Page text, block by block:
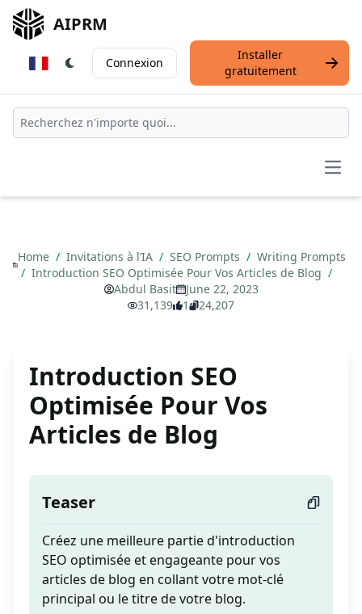
AIPRM
Connexion
Installer
gratuitement
Home / Invitations à l’IA / SEO Prompts / Writing Prompts
/ Introduction SEO Optimisée Pour Vos Articles de Blog /
Abdul Basit
June 22, 2023
31,139
1 24,207
Introduction SEO
Optimisée Pour Vos
Articles de Blog
Teaser
Créez une meilleure partie d'introduction
SEO optimisée et engageante pour vos
articles de blog en collant votre mot-clé
principal ou le titre de votre blog.